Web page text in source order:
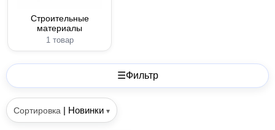
Строительные
материалы
1 товар
☰Фильтр
Сортировка | Новинки ▾